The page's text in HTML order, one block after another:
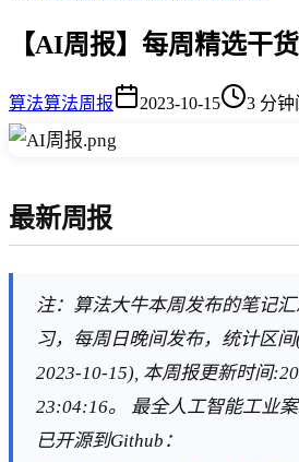
【AI周报】每周精选干
算法算法周报 2023-10-15 3 分钟
最新周报
注：算法大牛本周发布的笔记
习，每周日晚间发布，统计区
2023-10-15), 本周报更新时间
23:04:16。 最全人工智能工业
已开源到Github：